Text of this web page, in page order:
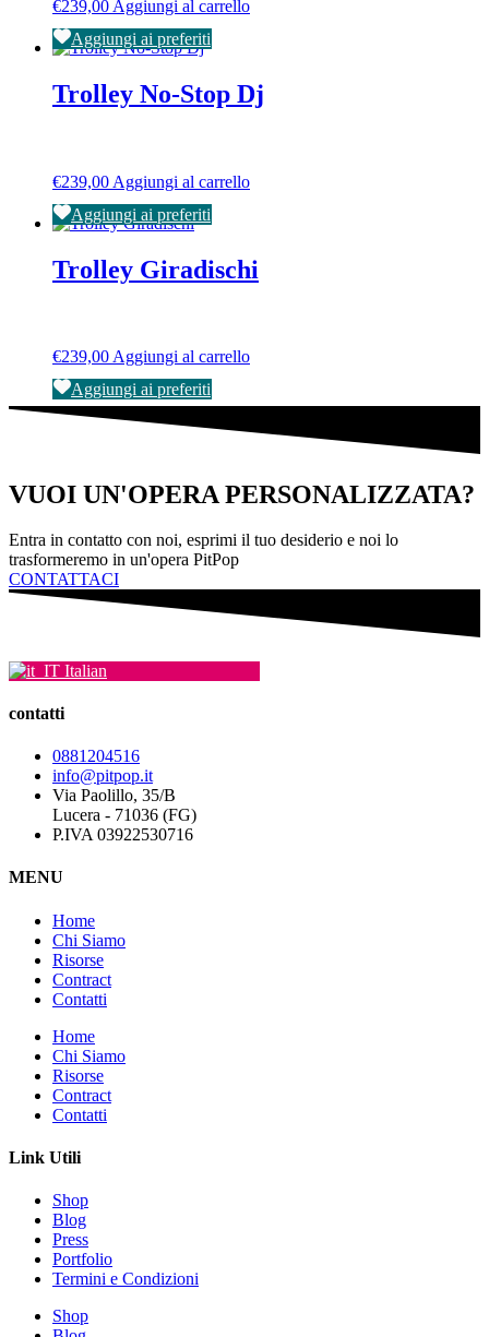
€239,00 Aggiungi al carrello
Aggiungi ai preferiti
Trolley No-Stop Dj
€239,00 Aggiungi al carrello
Aggiungi ai preferiti
Trolley Giradischi
€239,00Aggiungi al carrello
Aggiungi ai preferiti
VUOI UN'OPERA PERSONALIZZATA?
Entra in contatto con noi, esprimi il tuo desiderio e noi lo
trasformeremo in un'opera PitPop
CONTATTACI
Italian
contatti
0881204516
info@pitpop.it
Via Paolillo, 35/B
Lucera - 71036 (FG)
P.IVA 03922530716
MENU
Home
Chi Siamo
Risorse
Contract
Contatti
Home
Chi Siamo
Risorse
Contract
Contatti
Link Utili
Shop
Blog
Press
Portfolio
Termini e Condizioni
Shop